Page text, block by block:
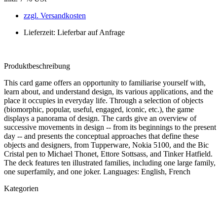
zzgl. Versandkosten
Lieferzeit: Lieferbar auf Anfrage
Produktbeschreibung
This card game offers an opportunity to familiarise yourself with,
learn about, and understand design, its various applications, and the
place it occupies in everyday life. Through a selection of objects
(biomorphic, popular, useful, engaged, iconic, etc.), the game
displays a panorama of design. The cards give an overview of
successive movements in design -- from its beginnings to the present
day -- and presents the conceptual approaches that define these
objects and designers, from Tupperware, Nokia 5100, and the Bic
Cristal pen to Michael Thonet, Ettore Sottsass, and Tinker Hatfield.
The deck features ten illustrated families, including one large family,
one superfamily, and one joker. Languages: English, French
Kategorien